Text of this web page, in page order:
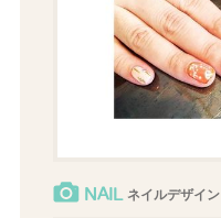
NAIL ネイルデザイン